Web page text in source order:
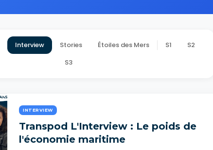
Interview Stories Étoiles des Mers S1
S2
S3
INTERVIEW
Transpod L'Interview : Le poids de
l'économie maritime